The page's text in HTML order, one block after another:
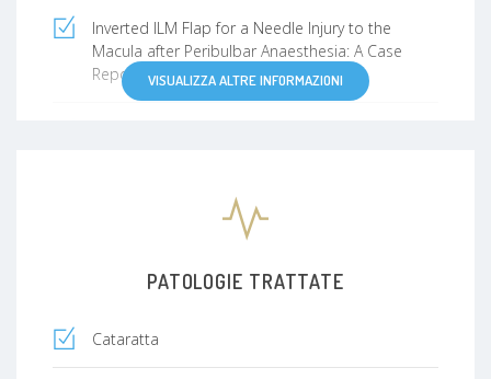
Inverted ILM Flap for a Needle Injury to the
Macula after Peribulbar Anaesthesia: A Case
Report and Literature Review
VISUALIZZA ALTRE INFORMAZIONI
PATOLOGIE TRATTATE
Cataratta